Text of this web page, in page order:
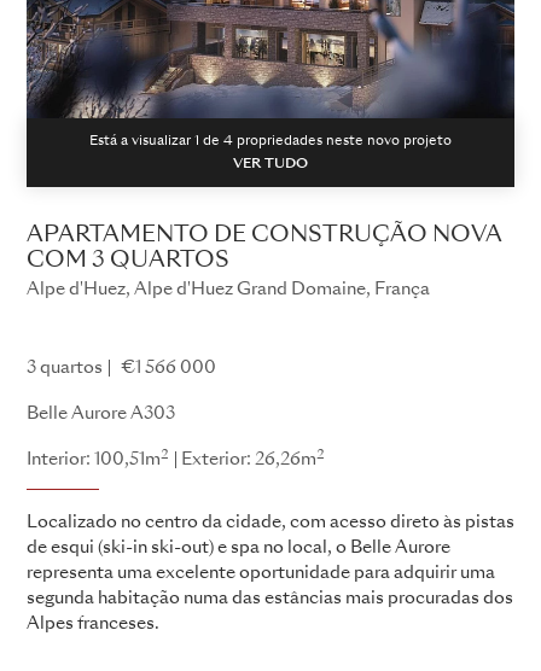
Está a visualizar 1 de 4 propriedades neste novo projeto
VER TUDO
APARTAMENTO DE CONSTRUÇÃO NOVA
COM 3 QUARTOS
Alpe d'Huez, Alpe d'Huez Grand Domaine, França
3 quartos €1 566 000
Belle Aurore A303
Interior: 100,51m2 Exterior: 26,26m2
Localizado no centro da cidade, com acesso direto às pistas
de esqui (ski-in ski-out) e spa no local, o Belle Aurore
representa uma excelente oportunidade para adquirir uma
segunda habitação numa das estâncias mais procuradas dos
Alpes franceses.